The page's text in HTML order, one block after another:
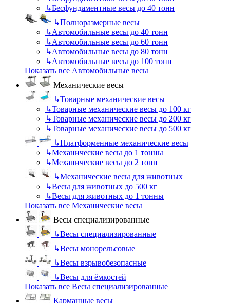
↳Бесфундаментные весы до 40 тонн
↳Полноразмерные весы
↳Автомобильные весы до 40 тонн
↳Автомобильные весы до 60 тонн
↳Автомобильные весы до 80 тонн
↳Автомобильные весы до 100 тонн
Показать все Автомобильные весы
Механические весы
↳Товарные механические весы
↳Товарные механические весы до 100 кг
↳Товарные механические весы до 200 кг
↳Товарные механические весы до 500 кг
↳Платформенные механические весы
↳Механические весы до 1 тонны
↳Механические весы до 2 тонн
↳Механические весы для животных
↳Весы для животных до 500 кг
↳Весы для животных до 1 тонны
Показать все Механические весы
Весы специализированные
↳Весы специализированные
↳Весы монорельсовые
↳Весы взрывобезопасные
↳Весы для ёмкостей
Показать все Весы специализированные
Карманные весы